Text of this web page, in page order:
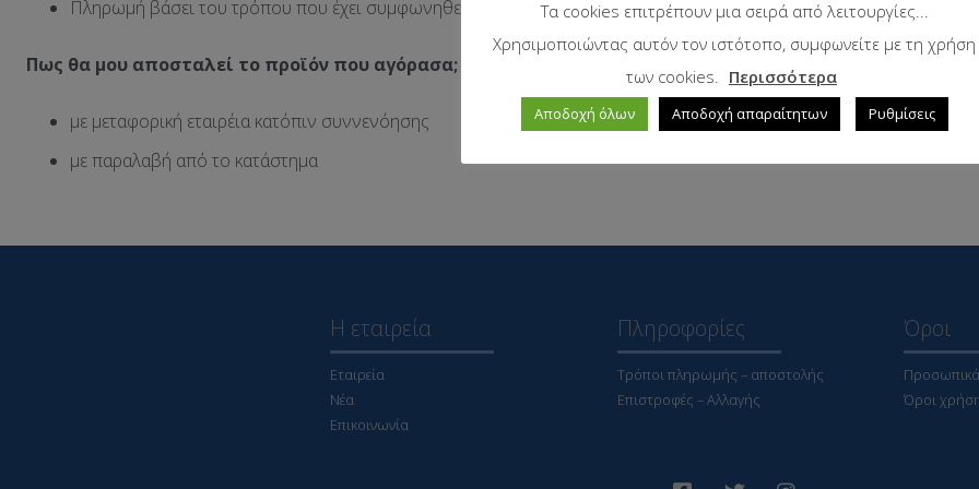
Πληρωμή βάσει του τρόπου που έχει συμφωνηθεί.
Πως θα μου αποσταλεί το προϊόν που αγόρασα;
με μεταφορική εταιρέια κατόπιν συννενόησης
με παραλαβή από το κατάστημα
Η εταιρεία
Εταιρεία
Νέα
Επικοινωνία
Πληροφορίες
Τρόποι πληρωμής – αποστολής
Επιστροφές – Αλλαγής
Όροι
Όροι
Τα cookies επιτρέπουν μια σειρά από λειτουργίες...
Χρησιμοποιώντας αυτόν τον ιστότοπο, συμφωνείτε με τη χρήση
των cookies. Περισσότερα
Αποδοχή όλων Αποδοχή απαραίτητων Ρυθμίσεις